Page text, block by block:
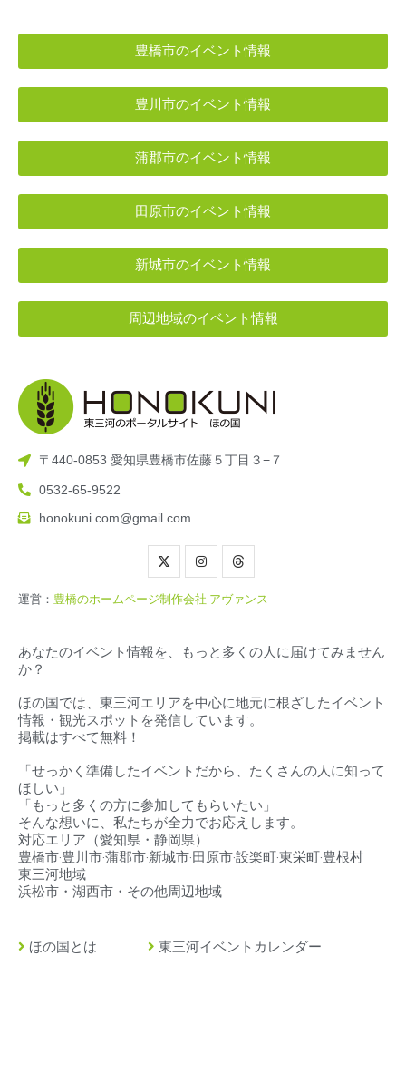
豊橋市のイベント情報
豊川市のイベント情報
蒲郡市のイベント情報
田原市のイベント情報
新城市のイベント情報
周辺地域のイベント情報
〒440-0853 愛知県豊橋市佐藤５丁目３−７
0532-65-9522
honokuni.com@gmail.com
運営： 豊橋のホームページ制作会社 アヴァンス
あなたのイベント情報を、もっと多くの人に届けてみません
か？
ほの国では、東三河エリアを中心に地元に根ざしたイベント
情報・観光スポットを発信しています。
掲載はすべて無料！
「せっかく準備したイベントだから、たくさんの人に知って
ほしい」
「もっと多くの方に参加してもらいたい」
そんな想いに、私たちが全力でお応えします。
対応エリア（愛知県・静岡県）
豊橋市‧豊川市‧蒲郡市‧新城市‧田原市‧設楽町‧東栄町‧豊根村
東三河地域
浜松市・湖西市・その他周辺地域
ほの国とは
東三河イベントカレンダー